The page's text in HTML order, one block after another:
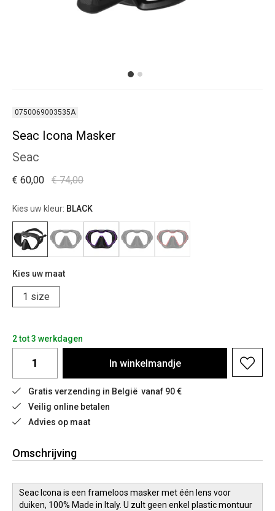
0750069003535A
Seac Icona Masker
Seac
€ 74,00
€ 60,00
Kies uw kleur: BLACK
Kies uw maat
1 size
2 tot 3 werkdagen
In winkelmandje
Gratis verzending in België  vanaf 90 €
Veilig online betalen
Advies op maat
Omschrijving
Seac Icona is een frameloos masker met één lens voor
duiken, 100% Made in Italy. U zult geen enkel plastic montuur